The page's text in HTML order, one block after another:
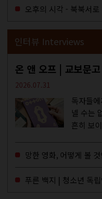
오후의 시각 - 북북서
인터뷰 Interviews
2026.07.31
독자들
넬 수는
흔히 보
MD들의
이 잡지
푸른 백지 | 청소년 독